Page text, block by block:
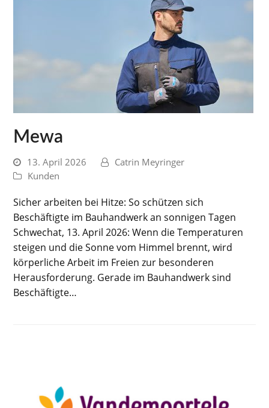
Mewa
13. April 2026
Catrin Meyringer
Kunden
Sicher arbeiten bei Hitze: So schützen sich
Beschäftigte im Bauhandwerk an sonnigen Tagen
Schwechat, 13. April 2026: Wenn die Temperaturen
steigen und die Sonne vom Himmel brennt, wird
körperliche Arbeit im Freien zur besonderen
Herausforderung. Gerade im Bauhandwerk sind
Beschäftigte…